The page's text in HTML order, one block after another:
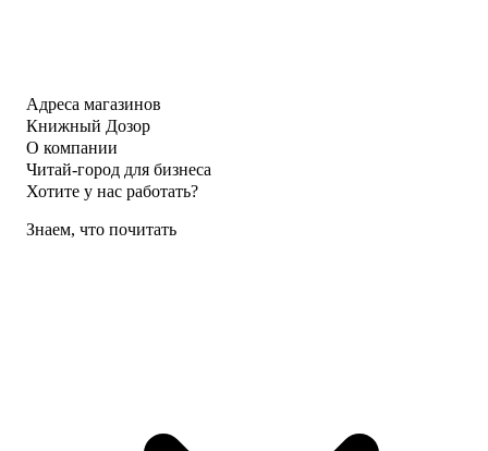
Адреса магазинов
Книжный Дозор
О компании
Читай-город для бизнеса
Хотите у нас работать?
Знаем, что почитать